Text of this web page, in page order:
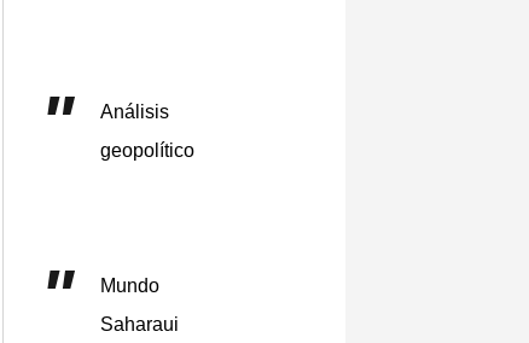
Análisis
geopolítico
Mundo
Saharaui